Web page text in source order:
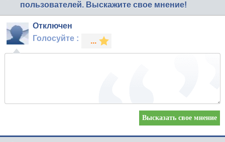
пользователей. Выскажите свое мнение!
Отключен
Голосуйте :